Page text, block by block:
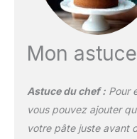
Mon
Astuce du chef :Pour
vous pouvez ajouter
votre pâte juste avant